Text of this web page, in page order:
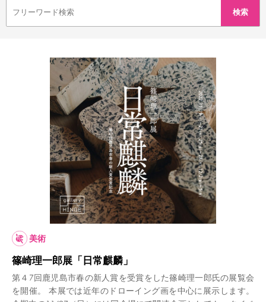
美術
篠崎理一郎展「日常麒麟」
第４7回鹿児島市春の新人賞を受賞をした篠崎理一郎氏の展覧会
を開催。 本展では近年のドローイング画を中心に展示します。